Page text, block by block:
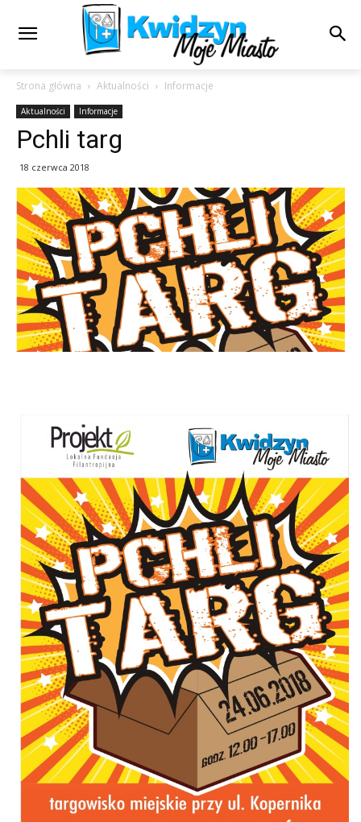
Strona główna Aktualności Informacje
Aktualności Informacje
Pchli targ
18 czerwca 2018